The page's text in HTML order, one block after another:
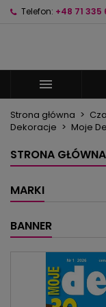
Telefon: +48 71 335

Strona główna
Dekoracje
Moje
STRONA GŁÓWNA
MARKI
BANNER
Nazwa listy
Musisz być
swojej liście